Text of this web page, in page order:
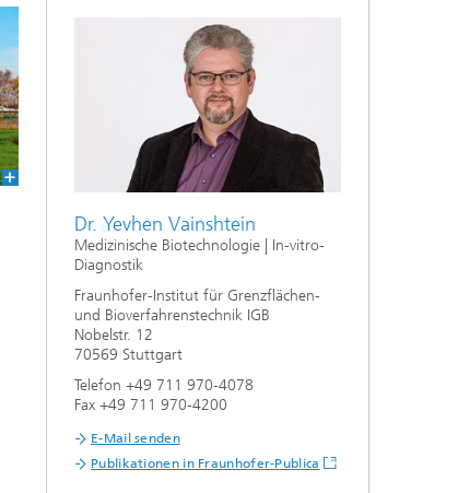
Dr. Yevhen Vainshtein
Medizinische Biotechnologie | In-vitro-
Diagnostik
Fraunhofer-Institut für Grenzflächen-
und Bioverfahrenstechnik IGB
Nobelstr. 12
70569 Stuttgart
Telefon +49 711 970-4078
Fax +49 711 970-4200
E-Mail senden
Publikationen in Fraunhofer-Publica